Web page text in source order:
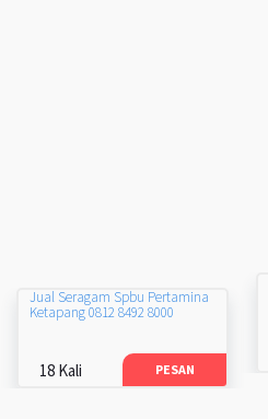
Jual Seragam Spbu Pertamina
Ketapang 0812 8492 8000
18 Kali PESAN